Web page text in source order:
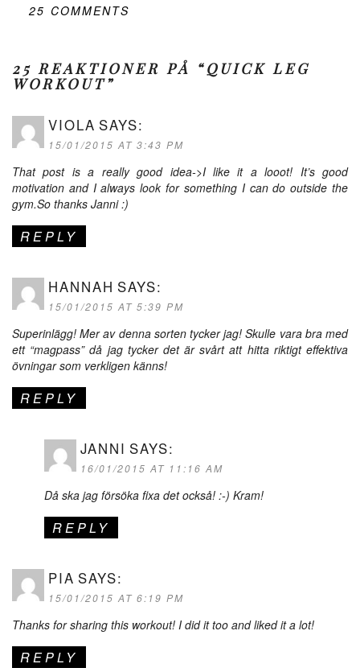
25 COMMENTS
25 REAKTIONER PÅ “QUICK LEG
WORKOUT”
VIOLA SAYS:
15/01/2015 AT 3:43 PM
That post is a really good idea->I like it a looot! It’s good
motivation and I always look for something I can do outside the
gym.So thanks Janni :)
REPLY
HANNAH SAYS:
15/01/2015 AT 5:39 PM
Superinlägg! Mer av denna sorten tycker jag! Skulle vara bra med
ett “magpass” då jag tycker det är svårt att hitta riktigt effektiva
övningar som verkligen känns!
REPLY
JANNI SAYS:
16/01/2015 AT 11:16 AM
Då ska jag försöka fixa det också! :-) Kram!
REPLY
PIA SAYS:
15/01/2015 AT 6:19 PM
Thanks for sharing this workout! I did it too and liked it a lot!
REPLY